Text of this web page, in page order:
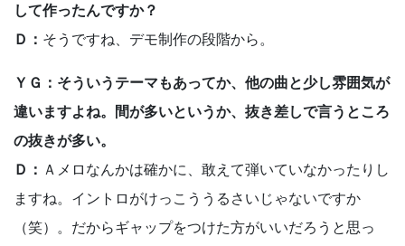
して作ったんですか？
Ｄ： そうですね、デモ制作の段階から。
ＹＧ：そういうテーマもあってか、他の曲と少し雰囲気が
違いますよね。間が多いというか、抜き差しで言うところ
の抜きが多い。
Ｄ： Ａメロなんかは確かに、敢えて弾いていなかったりし
ますね。イントロがけっこううるさいじゃないですか
（笑）。だからギャップをつけた方がいいだろうと思っ